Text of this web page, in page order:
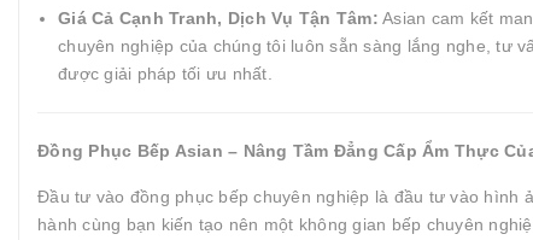
Giá Cả Cạnh Tranh, Dịch Vụ Tận Tâm: Asian cam kết
chuyên nghiệp của chúng tôi luôn sẵn sàng lắng nghe, tư
được giải pháp tối ưu nhất.
Đồng Phục Bếp Asian – Nâng Tầm Đẳng Cấp Ẩm Thực
Đầu tư vào đồng phục bếp chuyên nghiệp là đầu tư vào hình
hành cùng bạn kiến tạo nên một không gian bếp chuyên